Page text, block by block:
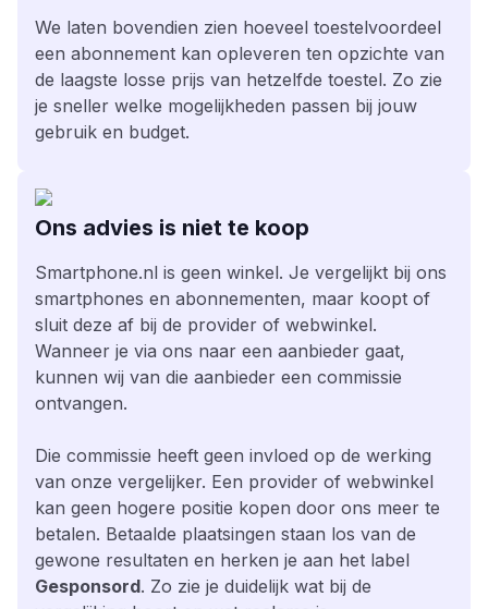
We laten bovendien zien hoeveel toestelvoordeel
een abonnement kan opleveren ten opzichte van
de laagste losse prijs van hetzelfde toestel. Zo zie
je sneller welke mogelijkheden passen bij jouw
gebruik en budget.
Ons advies is niet te koop
Smartphone.nl is geen winkel. Je vergelijkt bij ons
smartphones en abonnementen, maar koopt of
sluit deze af bij de provider of webwinkel.
Wanneer je via ons naar een aanbieder gaat,
kunnen wij van die aanbieder een commissie
ontvangen.
Die commissie heeft geen invloed op de werking
van onze vergelijker. Een provider of webwinkel
kan geen hogere positie kopen door ons meer te
betalen. Betaalde plaatsingen staan los van de
gewone resultaten en herken je aan het label
Gesponsord. Zo zie je duidelijk wat bij de